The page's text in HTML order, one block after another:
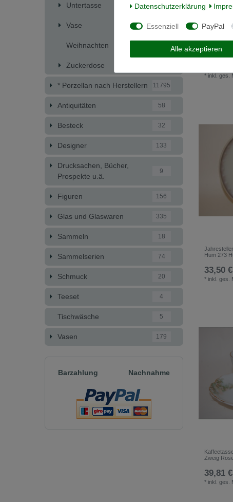
Untertasse 1409
Vase 226
Weihnachten
Zuckerdose
* Porzellan nach Herstellern 11795
Antiquitäten 58
Besteck 32
Designer 133
Drucksachen, Bücher,
Prospekte u.ä.
9
Figuren 156
Glas und Glaswaren 335
Sammeln 18
Sammelserien 74
Schmuck 20
Teeset 4
Tischwäsche 5
Vasen 179
Barzahlung Nachnahme
* inkl. ges.
Hum 273
33,50
* inkl. ges.
Zweig
39,81
* inkl. ges.
Daten­schutz­erklärung
Essenziell PayPal
Alle akzeptieren